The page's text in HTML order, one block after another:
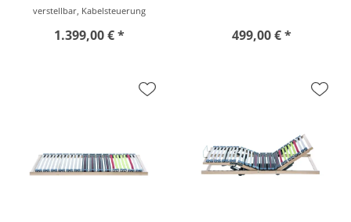
verstellbar, Kabelsteuerung
1.399,00 € * 499,00 € *